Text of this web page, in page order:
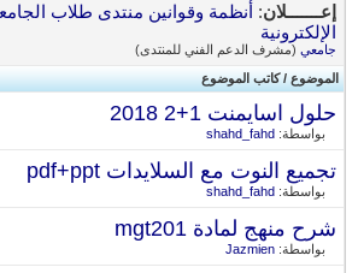
إعـــــــلان:أنظمة وقوانين منتدى طلاب الجامعة
الإلكترونية
جامعي(مشرف الدعم الفني للمنتدى)
الموضوع/كاتب الموضوع
حلول اسايمنت 1+2 2018
بواسطة:shahd_fahd
تجميع النوت مع السلايدات pdf+ppt
بواسطة:shahd_fahd
شرح منهج لمادة mgt201
بواسطة:Jazmien